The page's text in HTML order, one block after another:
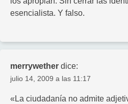
esencialista. Y falso.
merrywether dice:
julio 14, 2009 a las 11:17
«La ciudadanía no admite